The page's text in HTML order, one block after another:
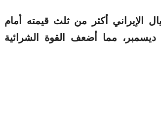
الإيراني أكثر من ثلث قيمته أمام
الماضي، وبلغ التضخم السنوي 52% في ديسمبر، مما أضعف القوة الشرائية